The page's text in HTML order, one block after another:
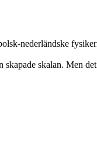
nederländske
skalan. Men det